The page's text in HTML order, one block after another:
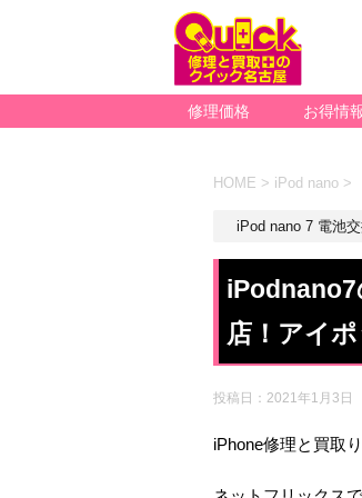
修理価格 お得情
HOME > iPod nano >
iPod nano 7 電池
iPodnano7
店！アイ
投稿日： 2021年1月3日
iPhone修理と買取